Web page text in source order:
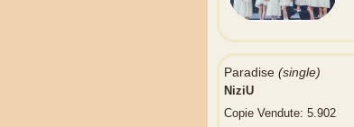
Paradise (single)
NiziU
Copie Vendute: 5.902